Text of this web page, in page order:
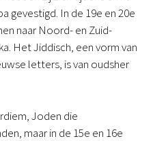
gevestigd. In de 19e en 20e
naar Noord- en Zuid-
Het Jiddisch, een vorm van
letters, is van oudsher
Joden die
maar in de 15e en 16e